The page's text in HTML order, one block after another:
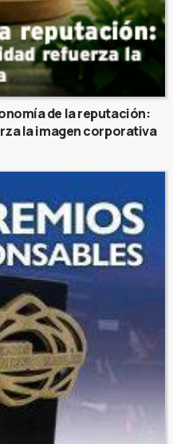
de la reputación:
la imagen corporativa